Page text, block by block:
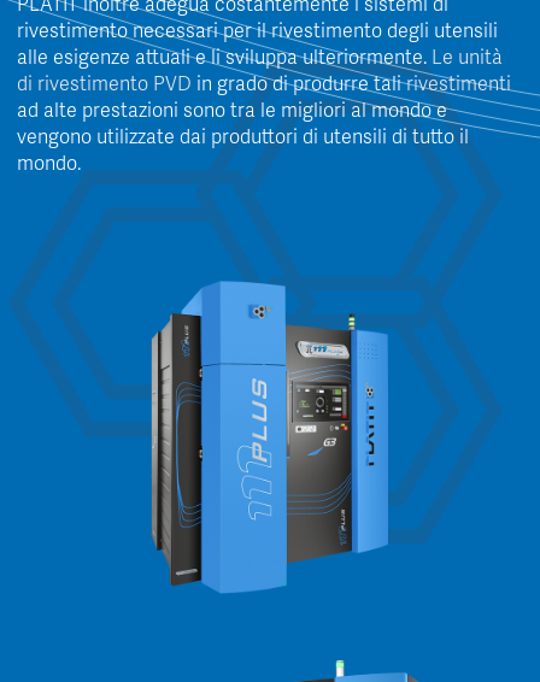
PLATIT inoltre adegua costantemente i sistemi di
rivestimento necessari per il rivestimento degli utensili
alle esigenze attuali e li sviluppa ulteriormente. Le unità
di rivestimento PVD in grado di produrre talirivestimenti
ad alte prestazioni sono tra le migliori al mondo e
vengono utilizzate dai produttori di utensili di tutto il
mondo.